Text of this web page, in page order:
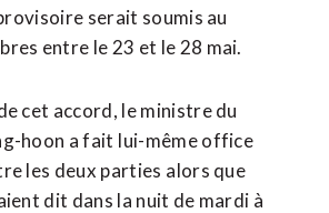
serait soumis au
entre le 23 et le 28 mai.
cet accord, le ministre du
hoon a fait ⁠lui-même office
les deux parties ⁠alors que
dit dans la nuit de mardi à